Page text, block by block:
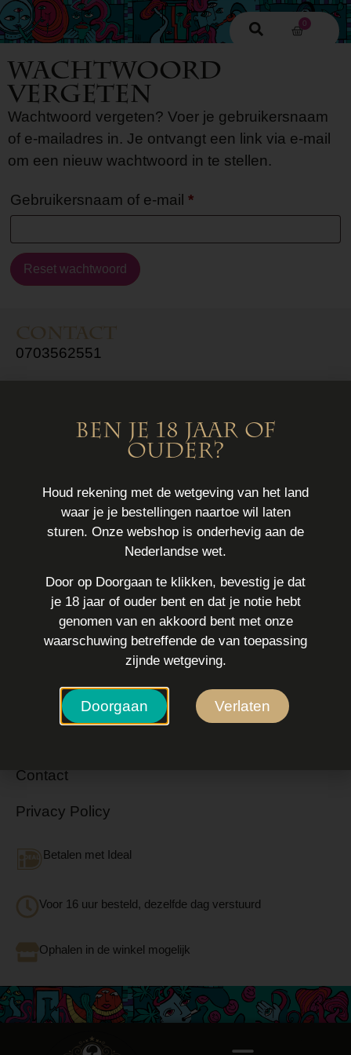
0
Wachtwoord
vergeten
Wachtwoord vergeten? Voer je gebruikersnaam
of e-mailadres in. Je ontvangt een link via e-mail
om een nieuw wachtwoord in te stellen.
Gebruikersnaam of e-mail *
Reset wachtwoord
Contact
0703562551
Schoolstraat 8
2511 AX Den Haag
Maandag 12:00-20:00u
Dinsdag 11:00-20:00u
Woensdag 11:00-20:00u
Vrijdag 11:00-20:00u
Zaterdag 11:00-20:00u
Zondag 12:00-20:00u
Mijn account
Contact
Privacy Policy
Betalen met Ideal
Voor 16 uur besteld, dezelfde dag verstuurd
Ophalen in de winkel mogelijk
Ben je 18 jaar of
ouder?
Houd rekening met de wetgeving van het land
waar je je bestellingen naartoe wil laten
sturen. Onze webshop is onderhevig aan de
Nederlandse wet.
Door op Doorgaan te klikken, bevestig je dat
je 18 jaar of ouder bent en dat je notie hebt
genomen van en akkoord bent met onze
waarschuwing betreffende de van toepassing
zijnde wetgeving.
Doorgaan Verlaten